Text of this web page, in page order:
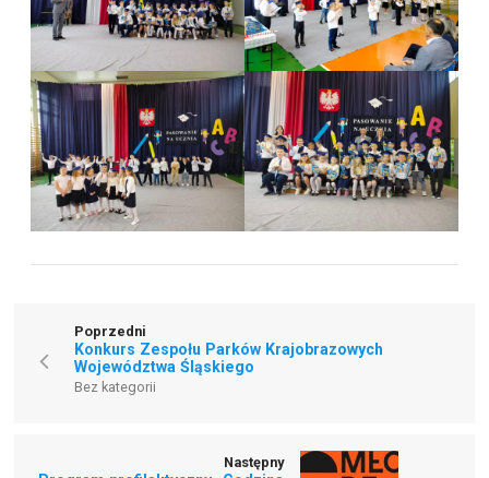
Poprzedni
Konkurs Zespołu Parków Krajobrazowych
Województwa Śląskiego
Bez kategorii
Następny